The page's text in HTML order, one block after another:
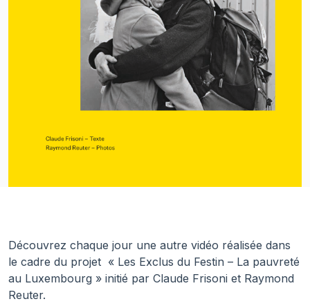
Découvrez chaque jour une autre vidéo réalisée dans
le cadre du projet « Les Exclus du Festin – La pauvreté
au Luxembourg » initié par Claude Frisoni et Raymond
Reuter.